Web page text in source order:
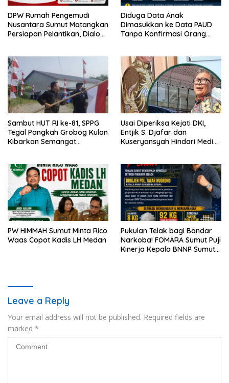
DPW Rumah Pengemudi
Nusantara Sumut Matangkan
Persiapan Pelantikan, Dialog
Diduga Data Anak
Dimasukkan ke Data PAUD
Tanpa Konfirmasi Orang
Sambut HUT RI ke-81, SPPG
Tegal Pangkah Grobog Kulon
Kibarkan Semangat
Usai Diperiksa Kejati DKI,
Entjik S. Djafar dan
Kuseryansyah Hindari Media,
PW HIMMAH Sumut Minta Rico
Waas Copot Kadis LH Medan
Pukulan Telak bagi Bandar
Narkoba! FOMARA Sumut Puji
Kinerja Kepala BNNP Sumut
Leave a Reply
Your email address will not be published. Required fields are
marked *